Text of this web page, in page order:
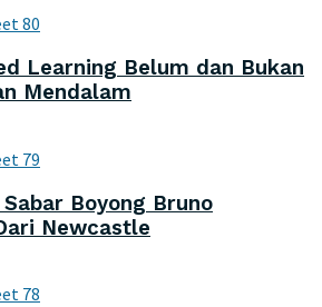
80
Learning Belum dan Bukan
Mendalam
79
Boyong Bruno
Newcastle
78